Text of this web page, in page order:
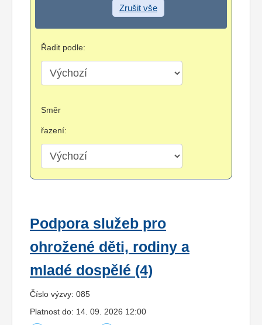
Zrušit vše
Řadit podle:
Směr
řazení:
Podpora služeb pro
ohrožené děti, rodiny a
mladé dospělé (4)
Číslo výzvy: 085
Platnost do: 14. 09. 2026 12:00